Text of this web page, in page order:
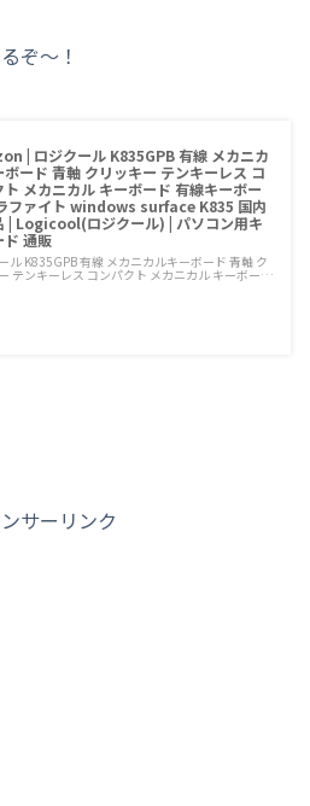
ぞ～！
| ロジクール K835GPB 有線 メカニカ
ボード 青軸 クリッキー テンキーレス コ
ト メカニカル キーボード 有線キーボー
ファイト windows surface K835 国内
| Logicool(ロジクール) | パソコン用キ
ド 通販
ル K835GPB 有線 メカニカルキーボード 青軸 ク
テンキーレス コンパクト メカニカル キーボー…
サーリンク